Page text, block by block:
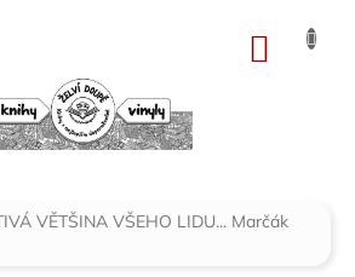
VĚTŠINA VŠEHO LIDU... Marčák